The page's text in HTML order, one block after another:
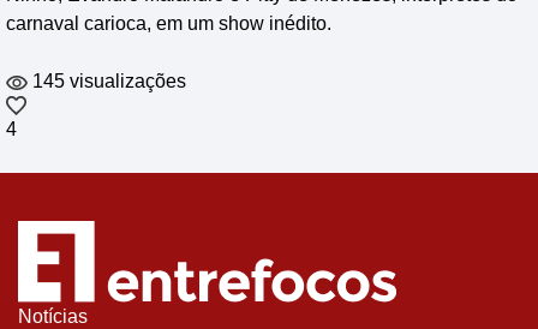
carnaval carioca, em um show inédito.
145 visualizações
4
Notícias